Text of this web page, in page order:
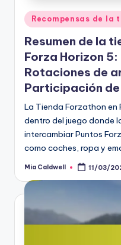
Posted
in
Recompensas de la
Resumen de la
Forza Horizon
Rotaciones de
Participación
La Tienda Forzathon en
dentro del juego donde
intercambiar Puntos
como coches, ropa y
Posted
Mia Caldwell 11/03/